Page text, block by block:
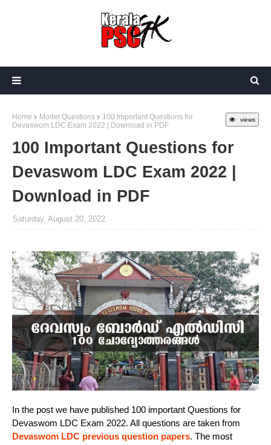
views
Home Model Questions
100 Important Questions for
Devaswom LDC Exam 2022 | Download in PDF
100 Important Questions for
Devaswom LDC Exam 2022 |
Download in PDF
Saturday, August 20, 2022
In the post we have published 100 important Questions for
Devaswom LDC Exam 2022. All questions are taken from
Devaswom LDC previous question papers. The most